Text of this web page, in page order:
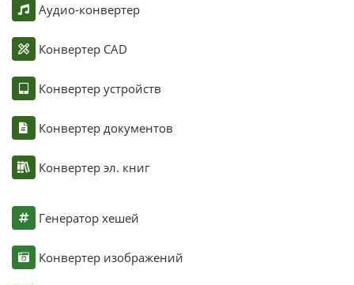
Аудио-конвертер
Конвертер CAD
Конвертер устройств
Конвертер документов
Конвертер эл. книг
Генератор хешей
Конвертер изображений